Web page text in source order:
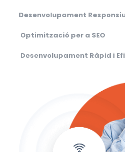
Desenvolupament
Optimització per a SEO
Desenvolupament Ràpid i